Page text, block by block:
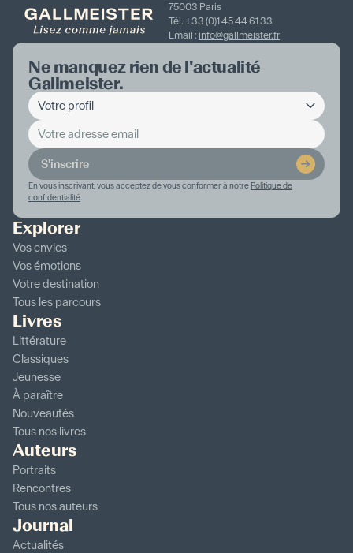
75003 Paris
Tél. +33 (0)1 45 44 61 33
Email : info@gallmeister.fr
Ne manquez rien de l'actualité
Gallmeister.
S'inscrire
En vous inscrivant, vous acceptez de vous conformer à notre Politique de
confidentialité.
Explorer
Vos envies
Vos émotions
Votre destination
Tous les parcours
Livres
Littérature
Classiques
Jeunesse
À paraître
Nouveautés
Tous nos livres
Auteurs
Portraits
Rencontres
Tous nos auteurs
Journal
Actualités